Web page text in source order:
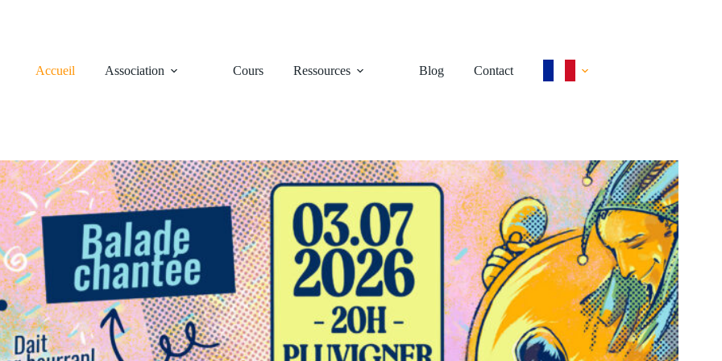
Accueil Association Cours Ressources Blog Contact